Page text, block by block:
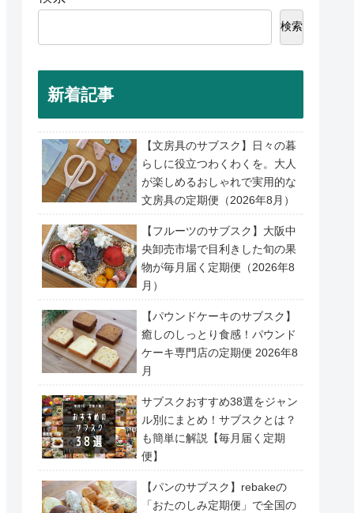
検索
新着記事
【文房具のサブスク】日々の暮
らしに役立つわくわくを。大人
が楽しめるおしゃれで実用的な
文房具の定期便（2026年8月）
【フルーツのサブスク】大阪中
央卸売市場で目利きした旬の果
物が毎月届く定期便（2026年8
月）
【パウンドケーキのサブスク】
癒しのしっとり食感！パウンド
ケーキ専門店の定期便 2026年8
月
サブスクおすすめ38選をジャン
ル別にまとめ！サブスクとは？
も簡単に解説【毎月届く定期
便】
【パンのサブスク】rebakeの
「おたのしみ定期便」で全国の